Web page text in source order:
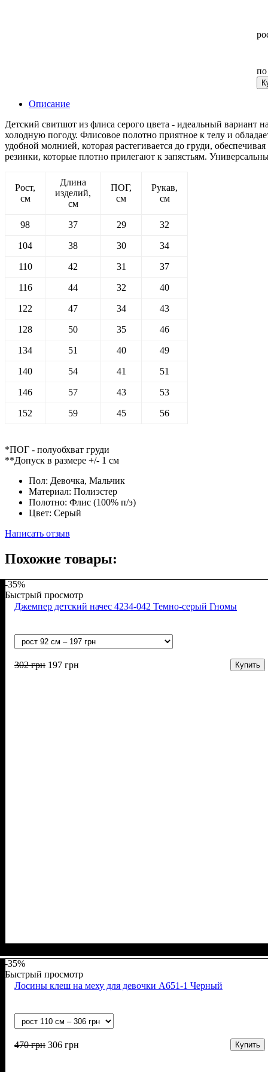
Описание
Детский свитшот из флиса серого цвета - идеальный вариант
холодную погоду. Флисовое полотно приятное к телу и
удобной молнией, которая растегивается до груди,
резинки, которые плотно прилегают к запястьям.
Рост,
см
Длина
изделий,
см
ПОГ,
см
Рукав,
см
98 37 29 32
104 38 30 34
110 42 31 37
116 44 32 40
122 47 34 43
128 50 35 46
134 51 40 49
140 54 41 51
146 57 43 53
152 59 45 56
*ПОГ - полуобхват груди
**Допуск в размере +/- 1 см
Пол: Девочка, Мальчик
Материал: Полиэстер
Полотно: Флис (100% п/э)
Цвет: Серый
Написать отзыв
Похожие товары:
-35%
Быстрый просмотр
Джемпер детский начес 4234-042 Темно-серый Гномы
302грн 197 грн Купить
-35%
Быстрый просмотр
Лосины клеш на меху для девочки А651-1 Черный
470грн 306 грн Купить